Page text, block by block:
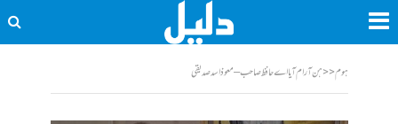
ہوم<<ہن آرام آیا اے حافظ صاحب – معوذ اسد صدیقی